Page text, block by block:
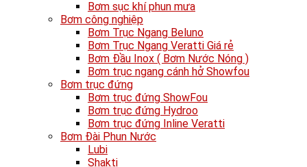
Bơm sục khí phun mưa
Bơm công nghiệp
Bơm Trục Ngang Beluno
Bơm Trục Ngang Veratti Giá rẻ
Bơm Đầu Inox ( Bơm Nước Nóng )
Bơm trục ngang cánh hở Showfou
Bơm trục đứng
Bơm trục đứng ShowFou
Bơm trục đứng Hydroo
Bơm trục đứng Inline Veratti
Bơm Đài Phun Nước
Lubi
Shakti